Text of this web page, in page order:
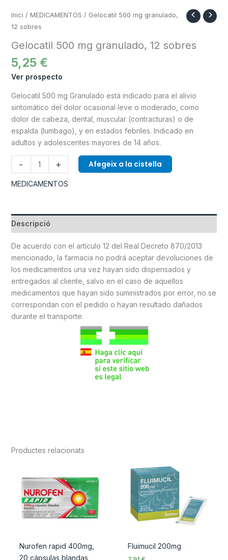
Inici / MEDICAMENTOS / Gelocatil 500 mg granulado,
12 sobres
Gelocatil 500 mg granulado, 12 sobres
5,25 €
Ver prospecto
Gelocatil 500 mg Granulado está indicado para el alivio
sintomático del dolor ocasional leve o moderado, como
dolor de cabeza, dental, muscular (contracturas) o de
espalda (lumbago), y en estados febriles. Indicado en
adultos y adolescentes mayores de 14 años.
- + Afegeix a la cistella
MEDICAMENTOS
Descripció
De acuerdo con el artículo 12 del Real Decreto 870/2013
mencionado, la farmacia no podrá aceptar devoluciones de
los medicamentos una vez hayan sido dispensados y
entregados al cliente, salvo en el caso de aquellos
medicamentos que hayan sido suministrados por error, no se
correspondan con el pedido o hayan resultado dañados
durante el transporte.
Productes relacionats
Nurofen rapid 400mg,
20 cápsulas blandas
Fluimucil 200mg